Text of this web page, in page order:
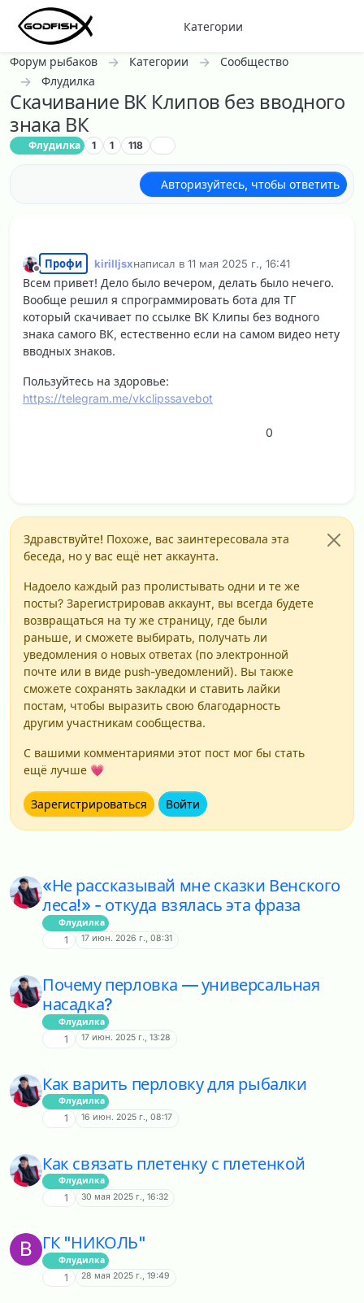
Перейти к содержанию
Категории
Форум рыбаков Категории
Сообщество
Флудилка
Скачивание ВК Клипов без вводного
знака ВК
Флудилка 1 1 118
Авторизуйтесь, чтобы ответить
Не в сети
Профи kirilljsxнаписал в 11 мая 2025 г., 16:41
отредактировано
Всем привет! Дело было вечером, делать было нечего.
Вообще решил я спрограммировать бота для ТГ
который скачивает по ссылке ВК Клипы без водного
знака самого ВК, естественно если на самом видео нету
вводных знаков.
Пользуйтесь на здоровье:
https://telegram.me/vkclipssavebot
0
Здравствуйте! Похоже, вас заинтересовала эта
беседа, но у вас ещё нет аккаунта.
Надоело каждый раз пролистывать одни и те же
посты? Зарегистрировав аккаунт, вы всегда будете
возвращаться на ту же страницу, где были
раньше, и сможете выбирать, получать ли
уведомления о новых ответах (по электронной
почте или в виде push-уведомлений). Вы также
сможете сохранять закладки и ставить лайки
постам, чтобы выразить свою благодарность
другим участникам сообщества.
С вашими комментариями этот пост мог бы стать
ещё лучше 💗
Зарегистрироваться Войти
«Не рассказывай мне сказки Венского
леса!» - откуда взялась эта фраза
Флудилка
1 17 июн. 2026 г., 08:31
Почему перловка — универсальная
насадка?
Флудилка
1 17 июн. 2025 г., 13:28
Как варить перловку для рыбалки
Флудилка
1 16 июн. 2025 г., 08:17
Как связать плетенку с плетенкой
Флудилка
1 30 мая 2025 г., 16:32
B ГК "НИКОЛЬ"
Флудилка
1 28 мая 2025 г., 19:49